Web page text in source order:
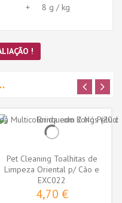
+ 8 g / kg
!
Pet Cleaning Toalhitas de
Limpeza Oriental p/ Cão e
Gato...
EXC022
4,70 €